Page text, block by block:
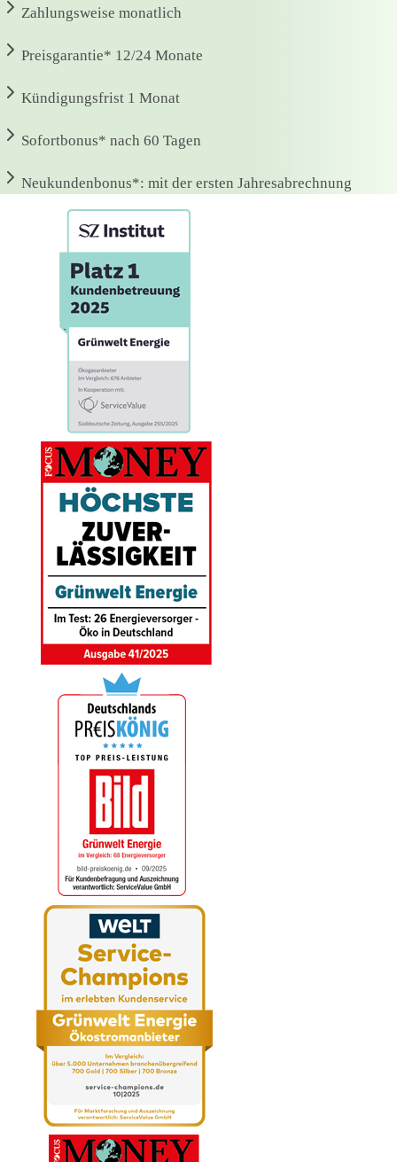
Zahlungsweise monatlich
Preisgarantie* 12/24 Monate
Kündigungsfrist 1 Monat
Sofortbonus* nach 60 Tagen
Neukundenbonus*: mit der ersten Jahresabrechnung